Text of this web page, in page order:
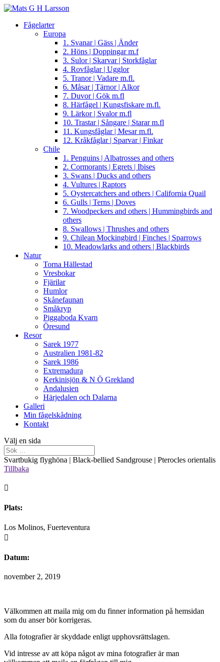
Fågelarter
Europa
1. Svanar | Gäss | Änder
2. Höns | Doppingar m.f
3. Sulor | Skarvar | Storkfåglar
4. Rovfåglar | Ugglor
5. Tranor | Vadare m.fl.
6. Måsar | Tärnor | Alkor
7. Duvor | Gök m.fl
8. Härfågel | Kungsfiskare m.fl.
9. Lärkor | Svalor m.fl
10. Trastar | Sångare | Starar m.fl
11. Kungsfåglar | Mesar m.fl.
12. Kråkfåglar | Sparvar | Finkar
Chile
1. Penguins | Albatrosses and others
2. Cormorants | Egrets | Ibises
3. Swans | Ducks and others
4. Vultures | Raptors
5. Oystercatchers and others | California Quail
6. Gulls | Terns | Doves
7. Woodpeckers and others | Hummingbirds and
others
8. Swallows | Thrushes and others
9. Chilean Mockingbird | Finches | Sparrows
10. Meadowlarks and others | Blackbirds
Natur
Torna Hällestad
Vresbokar
Fjärilar
Humlor
Skånefaunan
Småkryp
Piggaboda Kvarn
Öresund
Resor
Sarek 1977
Australien 1981-82
Sarek 1986
Extremadura
Kerkinisjön & N Ö Grekland
Andalusien
Härjedalen och Dalarna
Galleri
Min fågelskådning
Kontakt
Välj en sida
Svartbukig flyghöna | Black-bellied Sandgrouse | Pterocles orientalis
Tillbaka

Plats:
Los Molinos, Fuerteventura

Datum:
november 2, 2019
Välkommen att maila mig om du finner information på hemsidan
som du anser bör korrigeras.
Alla fotografier är skyddade enligt upphovsrättslagen.
Vid intresse av att köpa något av mina fotografier är man